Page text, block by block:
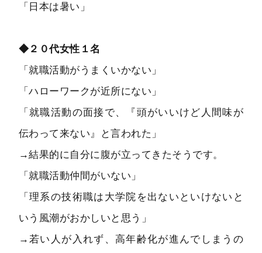
「日本は暑い」
◆２０代女性１名
「就職活動がうまくいかない」
「ハローワークが近所にない」
「就職活動の面接で、『頭がいいけど人間味が
伝わって来ない』と言われた」
→結果的に自分に腹が立ってきたそうです。
「就職活動仲間がいない」
「理系の技術職は大学院を出ないといけないと
いう風潮がおかしいと思う」
→若い人が入れず、高年齢化が進んでしまうの